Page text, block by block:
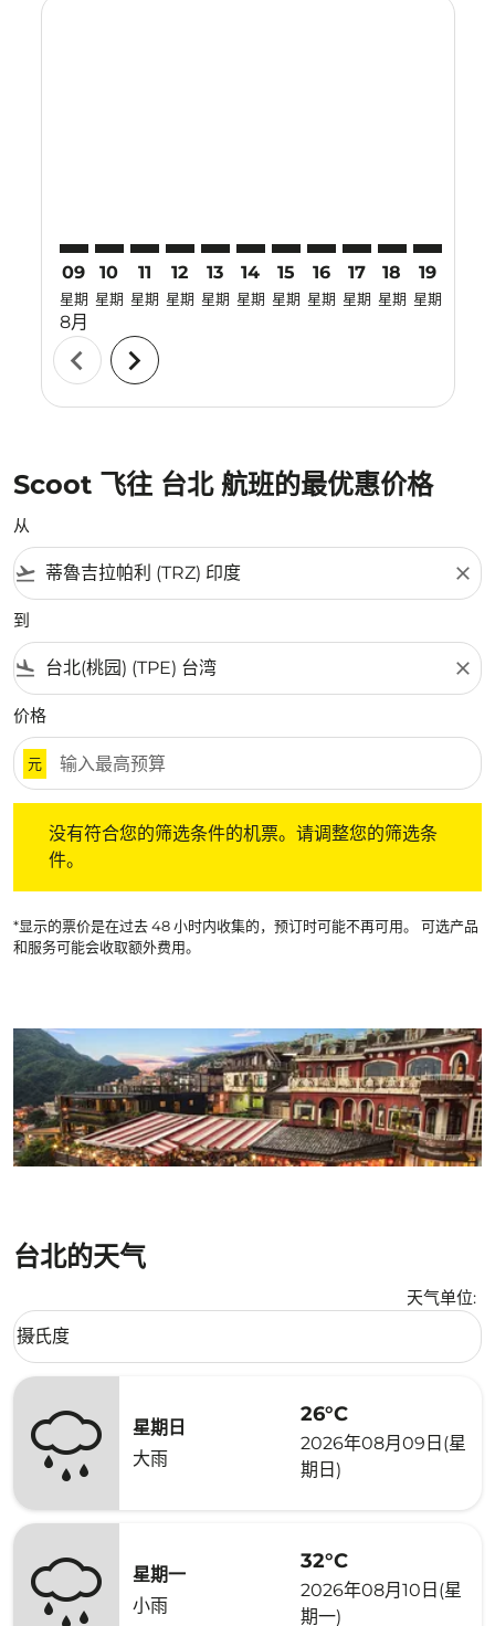
09
星期
8月
10
星期
11
星期
12
星期
13
星期
14
星期
15
星期
16
星期
17
星期
18
星期
19
星期
chevron_left chevron_right
Scoot 飞往 台北 航班的最优惠价格
从
flight_takeoff close
到
flight_land close
价格
元
没有符合您的筛选条件的机票。请调整您的筛选条
件。
*显示的票价是在过去 48 小时内收集的，预订时可能不再可用。 可选产品
和服务可能会收取额外费用。
台北的天气
天气单位:
Weather unit option 摄氏度 Selected
摄氏度
keyboard_arrow_down
星期日
大雨
26°C
2026年08月09日(星
期日)
星期一
小雨
32°C
2026年08月10日(星
期一)